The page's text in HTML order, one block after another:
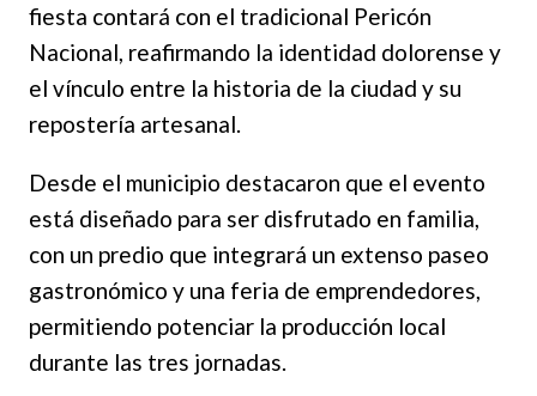
fiesta contará con el tradicional Pericón
Nacional, reafirmando la identidad dolorense y
el vínculo entre la historia de la ciudad y su
repostería artesanal.
Desde el municipio destacaron que el evento
está diseñado para ser disfrutado en familia,
con un predio que integrará un extenso paseo
gastronómico y una feria de emprendedores,
permitiendo potenciar la producción local
durante las tres jornadas.